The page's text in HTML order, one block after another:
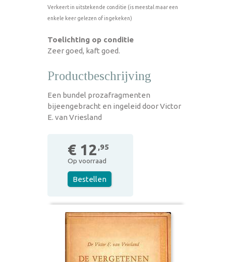
Verkeert in uitstekende conditie (is meestal maar een
enkele keer gelezen of ingekeken)
Toelichting op conditie
Zeer goed, kaft goed.
Productbeschrijving
Een bundel prozafragmenten
bijeengebracht en ingeleid door Victor
E. van Vriesland
€ 12 ,95
Op voorraad
Bestellen